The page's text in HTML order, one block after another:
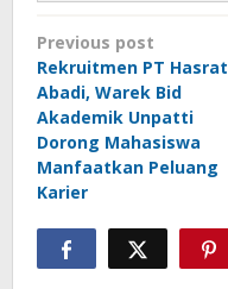
Post
navigation
Previous post
Rekruitmen PT Hasrat
Abadi, Warek Bid
Akademik Unpatti
Dorong Mahasiswa
Manfaatkan Peluang
Karier